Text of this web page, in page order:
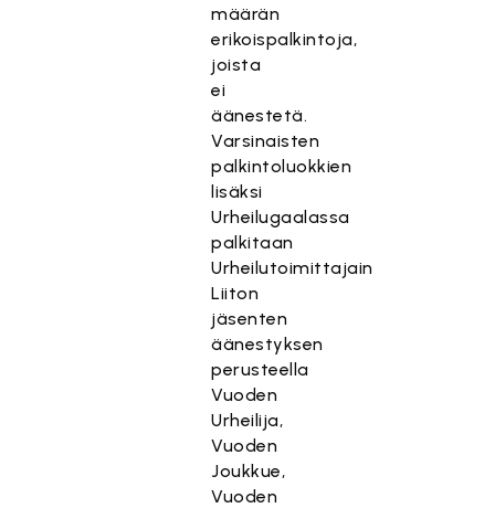
määrän
erikoispalkintoja,
joista
ei
äänestetä.
Varsinaisten
palkintoluokkien
lisäksi
Urheilugaalassa
palkitaan
Urheilutoimittajain
Liiton
jäsenten
äänestyksen
perusteella
Vuoden
Urheilija,
Vuoden
Joukkue,
Vuoden